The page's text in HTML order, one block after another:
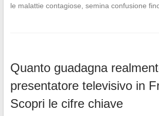
le malattie contagiose, semina confusione
Quanto guadagna
presentatore televisivo in
Scopri le cifre chiave